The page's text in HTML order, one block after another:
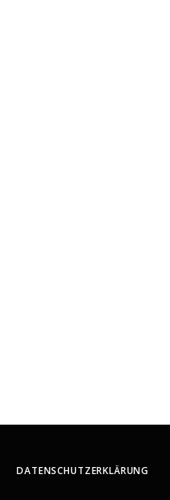
DATENSCHUTZERKLÄRUNG